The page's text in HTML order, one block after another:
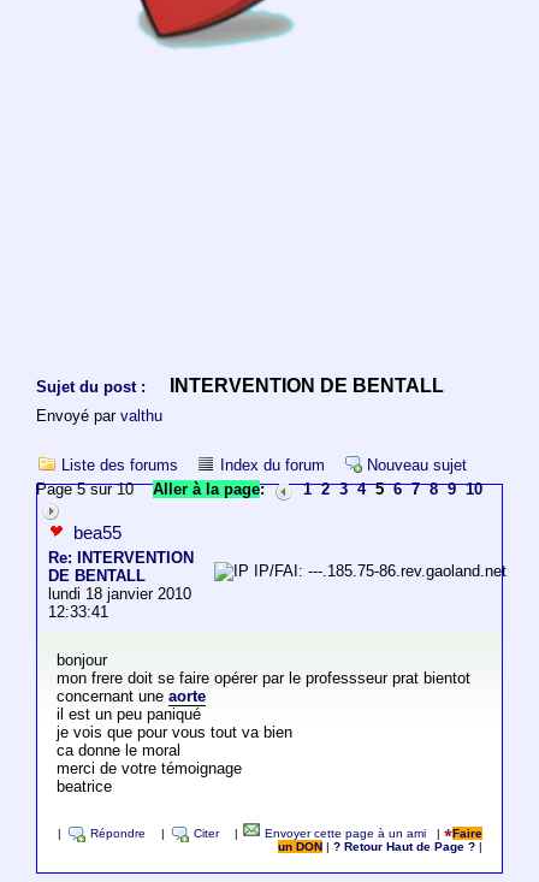
Sujet du post : INTERVENTION DE BENTALL
Envoyé par valthu
Liste des forums Index du forum
Nouveau sujet
Page 5 sur 10Aller à la page: 1 2 3 4 5 6 7 8 9 10
bea55
Re: INTERVENTION
DE BENTALL
lundi 18 janvier 2010
12:33:41
IP/FAI: ---.185.75-86.rev.gaoland.net
bonjour
mon frere doit se faire opérer par le professseur prat bientot
concernant une aorte
il est un peu paniqué
je vois que pour vous tout va bien
ca donne le moral
merci de votre témoignage
beatrice
Répondre Citer Envoyer cette page à un ami |
Faire
un DON
|? Retour Haut de Page ?